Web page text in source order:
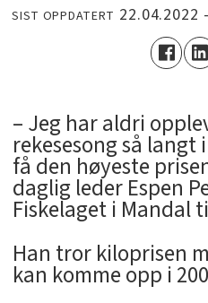
SIST OPPDATERT 22.04.2022
– Jeg har aldri
rekesesong så langt
få den høyeste
daglig leder Espen
Fiskelaget i Mandal
Han tror kiloprisen
kan komme opp i